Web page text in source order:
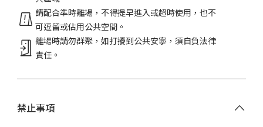
請配合準時離場，不得提早進入或超時使用，也不
可逗留或佔用公共空間。
離場時請勿群聚，如打擾到公共安寧，須自負法律
責任。
禁止事項